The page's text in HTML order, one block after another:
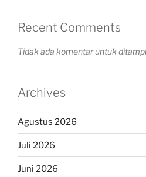
Recent Comments
Tidak ada komentar untuk
Archives
Agustus 2026
Juli 2026
Juni 2026